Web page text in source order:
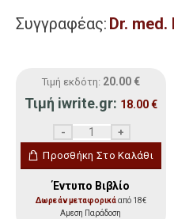
Συγγραφέας: Dr.
Τιμή εκδότη: 20.00 €
Τιμή iwrite.gr: 18.00€
Προσθήκη Στο Καλάθι
Έντυπο Βιβλίο
Δωρεάν μεταφορικάαπό 18€
Αμεση Παράδοση